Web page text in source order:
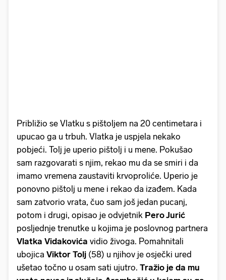
Približio se Vlatku s pištoljem na 20 centimetara i
upucao ga u trbuh. Vlatka je uspjela nekako
pobjeći. Tolj je uperio pištolj i u mene. Pokušao
sam razgovarati s njim, rekao mu da se smiri i da
imamo vremena zaustaviti krvoproliće. Uperio je
ponovno pištolj u mene i rekao da izađem. Kada
sam zatvorio vrata, čuo sam još jedan pucanj,
potom i drugi, opisao je odvjetnik Pero Jurić
posljednje trenutke u kojima je poslovnog partnera
Vlatka Vidakovića vidio živoga. Pomahnitali
ubojica Viktor Tolj (58) u njihov je osječki ured
ušetao točno u osam sati ujutro. Tražio je da mu